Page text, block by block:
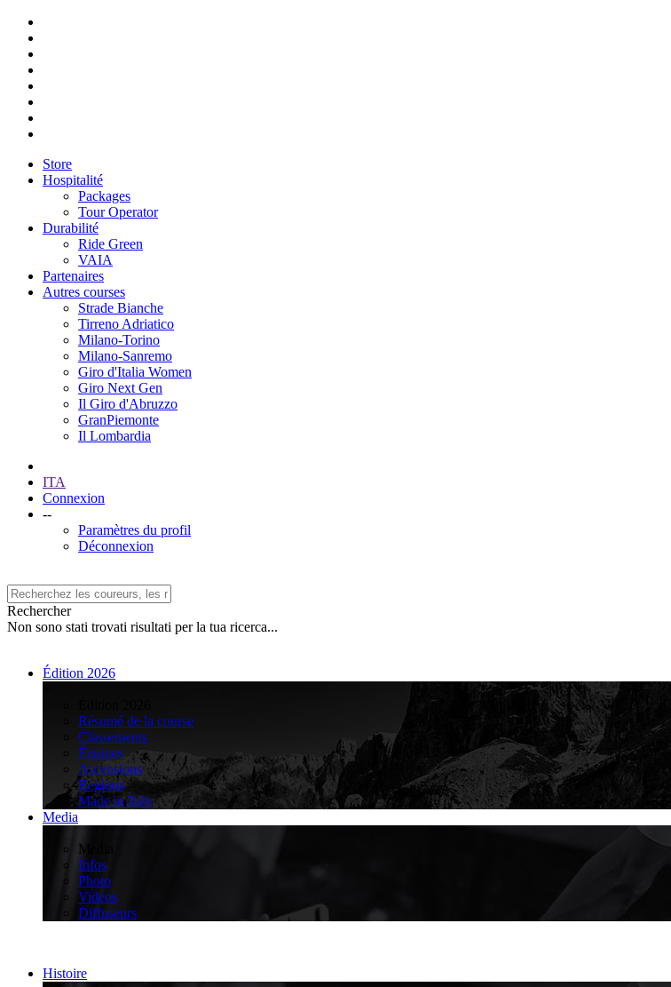
Store
Hospitalité
Packages
Tour Operator
Durabilité
Ride Green
VAIA
Partenaires
Autres courses
Strade Bianche
Tirreno Adriatico
Milano-Torino
Milano-Sanremo
Giro d'Italia Women
Giro Next Gen
Il Giro d'Abruzzo
GranPiemonte
Il Lombardia
ITA
Connexion
--
Paramètres du profil
Déconnexion
Rechercher
Non sono stati trovati risultati per la tua ricerca...
Édition 2026
Résumé de la course
Classements
Équipes
Ascensions
Régions
Made in Italy
Media
Media
Infos
Photo
Vidéos
Diffuseurs
Histoire